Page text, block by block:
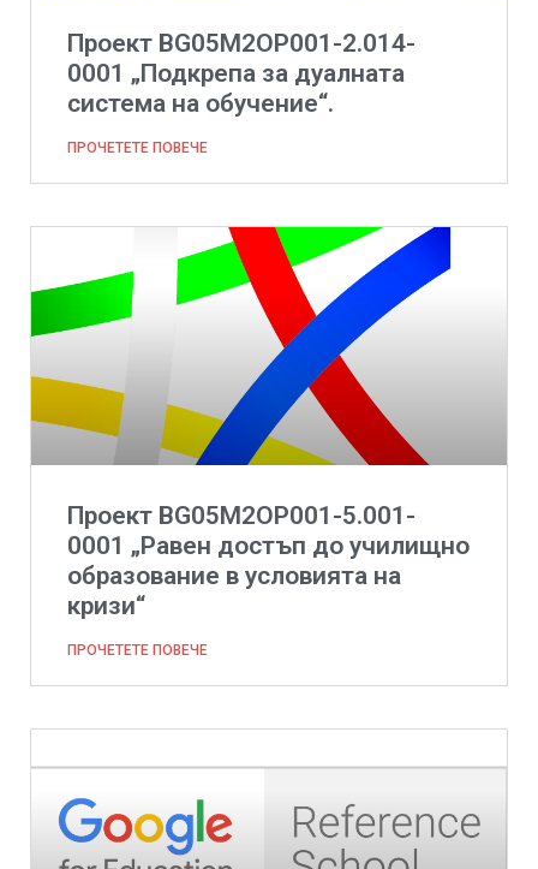
Проект BG05M2ОP001-2.014-
0001 „Подкрепа за дуалната
система на обучение“.
ПРОЧЕТЕТЕ ПОВЕЧЕ
Проект BG05M2ОP001-5.001-
0001 „Равен достъп до училищно
образование в условията на
кризи“
ПРОЧЕТЕТЕ ПОВЕЧЕ